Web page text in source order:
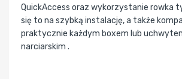
QuickAccess oraz wykorzystanie rowka
się to na szybką instalację, a także
praktycznie każdym boxem lub
narciarskim .